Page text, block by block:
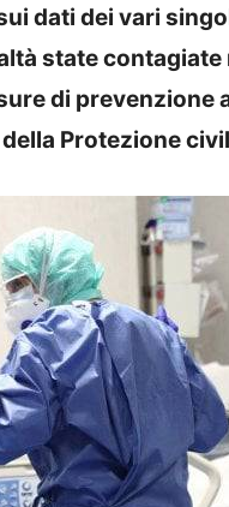
dati dei vari
state contagiate
di prevenzione
Protezione